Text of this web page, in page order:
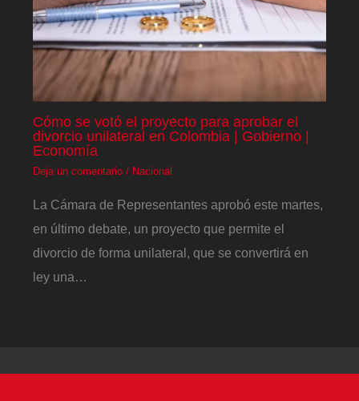
Cómo se votó el proyecto para aprobar el
divorcio unilateral en Colombia | Gobierno |
Economía
Deja un comentario / Nacional
La Cámara de Representantes aprobó este martes,
en último debate, un proyecto que permite el
divorcio de forma unilateral, que se convertirá en
ley una…